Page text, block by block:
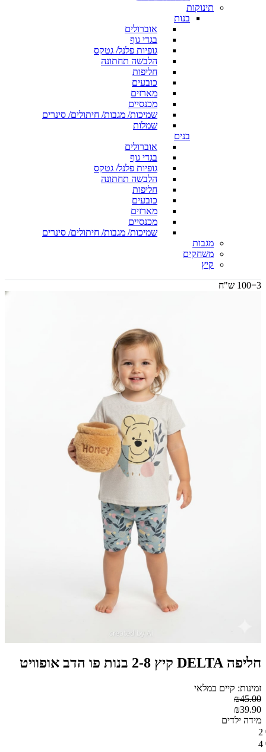
תינוקות
בנות
אוברולים
בגדי גוף
גופיות פלנל/ גטקס
הלבשה תחתונה
חליפות
כובעים
מארזים
מכנסיים
שמיכות/ מגבות/ חיתולים/ סינרים
שמלות
בנים
אוברולים
בגדי גוף
גופיות פלנל/ גטקס
הלבשה תחתונה
חליפות
כובעים
מארזים
מכנסיים
שמיכות/ מגבות/ חיתולים/ סינרים
מגבות
משחקים
קיץ
3=100 ש"ח
חליפה DELTA קיץ 2-8 בנות פו הדב אופוויט
זמינות: קיים במלאי
₪45.00
₪39.90
מידה ילדים
2
4